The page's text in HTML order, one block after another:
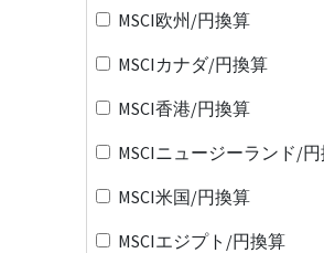
MSCI欧州/円換算
MSCIカナダ/円換算
MSCI香港/円換算
MSCIニュージーランド/
MSCI米国/円換算
MSCIエジプト/円換算